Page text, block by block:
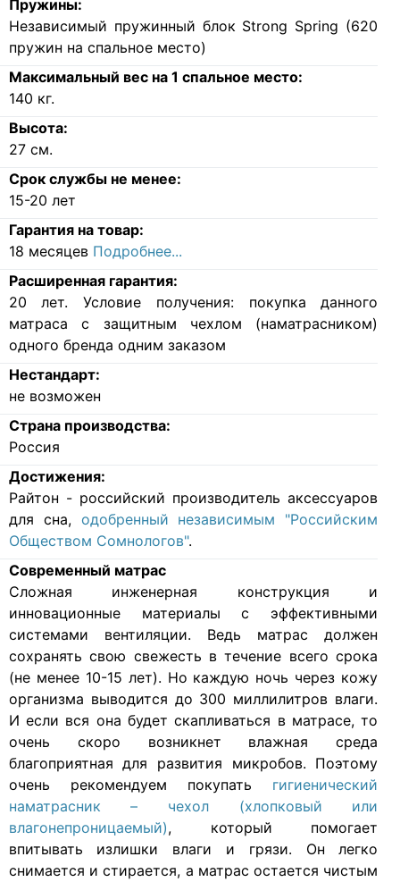
Пружины:
Независимый пружинный блок Strong Spring (620
пружин на спальное место)
Максимальный вес на 1 спальное место:
140 кг.
Высота:
27 см.
Срок службы не менее:
15-20 лет
Гарантия на товар:
18 месяцев Подробнее...
Расширенная гарантия:
20 лет. Условие получения: покупка данного
матраса с защитным чехлом (наматрасником)
одного бренда одним заказом
Нестандарт:
не возможен
Страна производства:
Россия
Достижения:
Райтон - российский производитель аксессуаров
для сна, одобренный независимым "Российским
Обществом Сомнологов".
Современный матрас
Cложная инженерная конструкция и
инновационные материалы с эффективными
системами вентиляции. Ведь матрас должен
сохранять свою свежесть в течение всего срока
(не менее 10-15 лет). Но каждую ночь через кожу
организма выводится до 300 миллилитров влаги.
И если вся она будет скапливаться в матрасе, то
очень скоро возникнет влажная среда
благоприятная для развития микробов. Поэтому
очень рекомендуем покупать гигиенический
наматрасник – чехол (хлопковый или
влагонепроницаемый), который помогает
впитывать излишки влаги и грязи. Он легко
снимается и стирается, а матрас остается чистым